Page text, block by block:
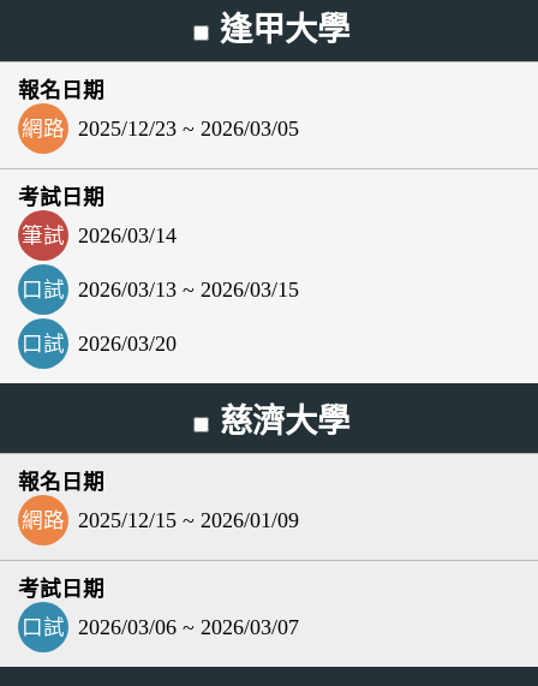
逢甲大學
網路 2025/12/23 ~ 2026/03/05
筆試 2026/03/14
口試 2026/03/13 ~ 2026/03/15
口試 2026/03/20
慈濟大學
網路 2025/12/15 ~ 2026/01/09
口試 2026/03/06 ~ 2026/03/07